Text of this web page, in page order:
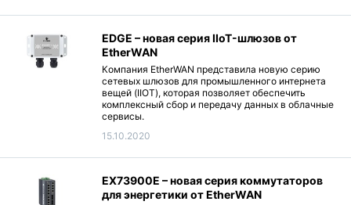
EDGE – новая серия IIoT-шлюзов от
EtherWAN
Компания EtherWAN представила новую серию
сетевых шлюзов для промышленного интернета
вещей (IIOT), которая позволяет обеспечить
комплексный сбор и передачу данных в облачные
сервисы.
15.10.2020
EX73900E – новая серия коммутаторов
для энергетики от EtherWAN